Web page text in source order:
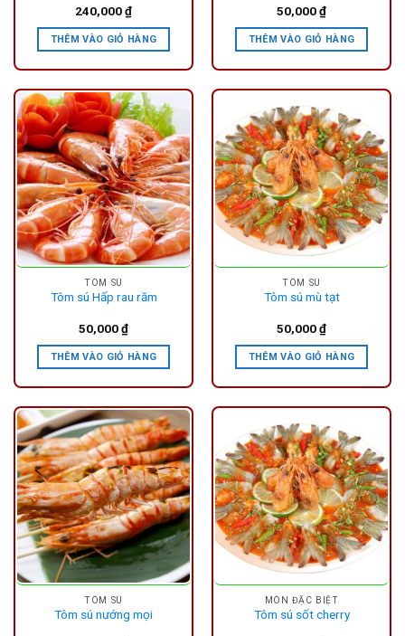
240,000₫
THÊM VÀO GIỎ HÀNG
50,000₫
THÊM VÀO GIỎ HÀNG
TÔM SÚ
Tôm sú Hấp rau răm
50,000₫
THÊM VÀO GIỎ HÀNG
TÔM SÚ
Tôm sú mù tạt
50,000₫
THÊM VÀO GIỎ HÀNG
TÔM SÚ
Tôm sú nướng mọi
MÓN ĐẶC BIỆT
Tôm sú sốt cherry